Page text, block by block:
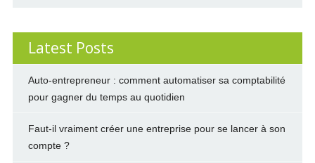
Latest Posts
Auto-entrepreneur : comment automatiser sa comptabilité
pour gagner du temps au quotidien
Faut-il vraiment créer une entreprise pour se lancer à son
compte ?